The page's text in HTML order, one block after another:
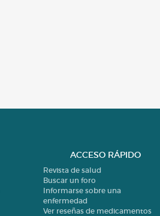
ACCESO RÁPIDO
Revista de salud
Buscar un foro
Informarse sobre una
enfermedad
Ver reseñas de medicamentos